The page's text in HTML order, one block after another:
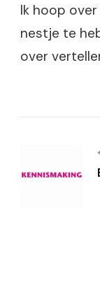
Ik hoop
nestje te
over